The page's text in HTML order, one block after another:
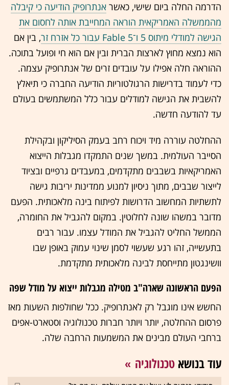
הדרמה החלה ביום שישי, כאשר אנתרופיק הודיעה כי קיבלה
מהממשלה האמריקאית הוראה המחייבת אותה לחסום את
הגישה למודלי מיתוס 5 ו־Fable 5 עבור כל אזרח זר
, בין אם
הוא נמצא מחוץ לארצות הברית ובין אם הוא חי ופועל בתוכה.
ההוראה חלה אפילו על עובדים זרים של אנתרופיק עצמה.
כדי לעמוד בדרישות הרגולטוריות הודיעה החברה כי תיאלץ
להשבית את הגישה למודלים עבור כלל המשתמשים בעולם
עד להודעה חדשה.
ההחלטה עוררה מיד ויכוח רחב בעמק הסיליקון ובקהילת
הסייבר העולמית. במשך שנים התמקדו מגבלות הייצוא
האמריקאיות בשבבים מתקדמים, במעבדים גרפיים ובציוד
לייצור שבבים, מתוך ניסיון למנוע ממדינות יריבות גישה
לתשתיות המחשוב הדרושות לפיתוח בינה מלאכותית. הפעם
מדובר במשהו שונה לחלוטין. במקום להגביל את החומרה,
הממשל החליט להגביל את המודל עצמו. עבור רבים
בתעשייה, זהו רגע שעשוי לסמן שינוי עמוק באופן שבו
וושינגטון מתייחסת לבינה מלאכותית מתקדמת.
הפעם הראשונה שארה"ב מטילה מגבלות ייצוא על מודל שפה
החשש אינו מוגבל רק לאנתרופיק. ככל שחולפות השעות מאז
פרסום ההחלטה, יותר ויותר חברות טכנולוגיה וסטארט-אפים
ברחבי העולם מבינים את המשמעות הרחבה שלה.
עוד בנושא טכנולוגיה